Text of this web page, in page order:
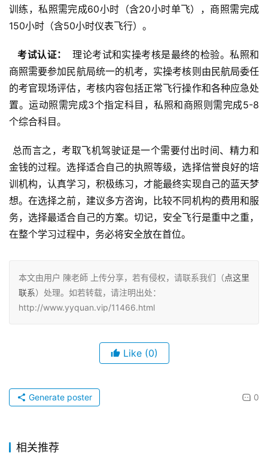
训练，私照需完成60小时（含20小时单飞），商照需完成
150小时（含50小时仪表飞行）。
  考试认证：
理论考试和实操考核是最终的检验。私照和
商照需要参加民航局统一的机考，实操考核则由民航局委任
的考官现场评估，考核内容包括正常飞行操作和各种应急处
置。运动照需完成3个指定科目，私照和商照则需完成5-8
个综合科目。
金钱的过程。选择适合自己的执照等级，选择信誉良好的培
训机构，认真学习，积极练习，才能最终实现自己的蓝天梦
想。在选择之前，建议多方咨询，比较不同机构的费用和服
务，选择最适合自己的方案。切记，安全飞行是重中之重，
在整个学习过程中，务必将安全放在首位。
本文由用户 陳老師 上传分享，若有侵权，请联系我们（点这里
联系）处理。如若转载，请注明出处：
http://www.yyquan.vip/11466.html
Like (0)
0
Generate poster
相关推荐